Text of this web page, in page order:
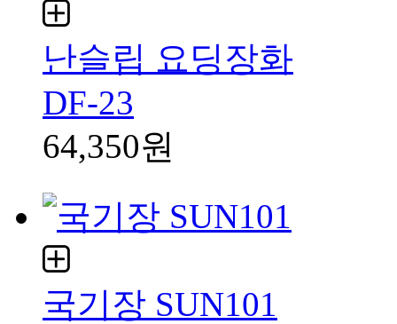
난슬립 요딩장화
DF-23
64,350원
국기장 SUN101